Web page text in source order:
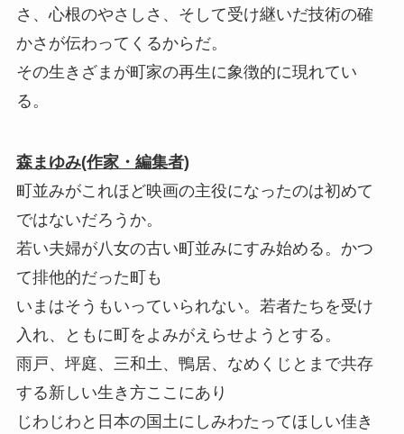
さ、心根のやさしさ、そして受け継いだ技術の確
かさが伝わってくるからだ。
その生きざまが町家の再生に象徴的に現れてい
る。
森まゆみ(作家・編集者)
町並みがこれほど映画の主役になったのは初めて
ではないだろうか。
若い夫婦が八女の古い町並みにすみ始める。かつ
て排他的だった町も
いまはそうもいっていられない。若者たちを受け
入れ、ともに町をよみがえらせようとする。
雨戸、坪庭、三和土、鴨居、なめくじとまで共存
する新しい生き方ここにあり
じわじわと日本の国土にしみわたってほしい佳き